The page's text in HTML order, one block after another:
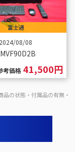
富士通
2024/08/08
考価格41,500円
の状態・付属品の有無・